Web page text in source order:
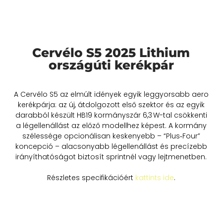
Cervélo S5 2025 Lithium
országúti kerékpár
A Cervélo S5 az elmúlt idények egyik leggyorsabb aero
kerékpárja: az új, átdolgozott első szektor és az egyik
darabból készült HB19 kormányszár 6,3 W-tal csökkenti
a légellenállást az előző modellhez képest. A kormány
szélessége opcionálisan keskenyebb – “Plus‑Four”
koncepció – alacsonyabb légellenállást és precízebb
irányíthatóságot biztosít sprintnél vagy lejtmenetben.
Részletes specifikációért kattints ide.